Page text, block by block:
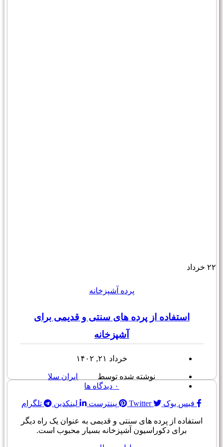
۲۲ خرداد
پرده آشپزخانه
استفاده از پرده های سنتی و قدیمی برای
آشپزخانه
خرداد ۲۱, ۱۴۰۲
نوشته شده توسط
ایران سلا
۰ دیدگاه ها
فیس بوک Twitter پینترست لینکدین تلگرام
استفاده از پرده های سنتی و قدیمی به عنوان یک راه دیگر
برای دکوراسیون آشپزخانه بسیار محبوب است.